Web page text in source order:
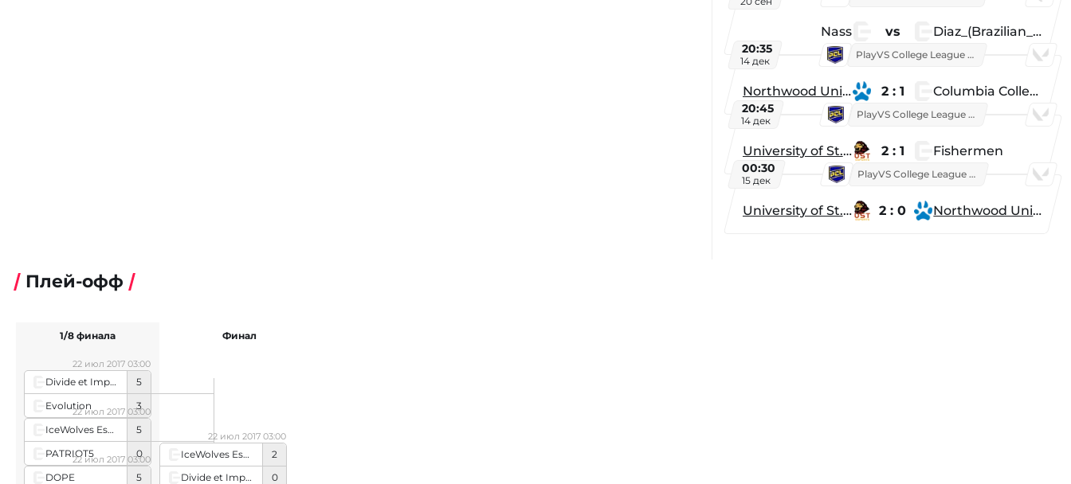
Nass vs Diaz_(Brazilian_Player)
20:35
14 дек
PlayVS College League 2025: Fall
Northwood University 2 : 1 Columbia College
20:45
14 дек
PlayVS College League 2025: Fall
University of St. Thomas 2 : 1 Fishermen
00:30
15 дек
PlayVS College League 2025: Fall
University of St. Thomas 2 : 0 Northwood University
Плей-офф
Divide et Impera E-Sports
5
Evolution
3
22 июл 2017 03:00
IceWolves Esports
5
PATRIOT5
0
22 июл 2017 03:00
DOPE
5
22 июл 2017 03:00
1/8 финала
IceWolves Esports
2
Divide et Impera E-Sports
0
22 июл 2017 03:00
Финал